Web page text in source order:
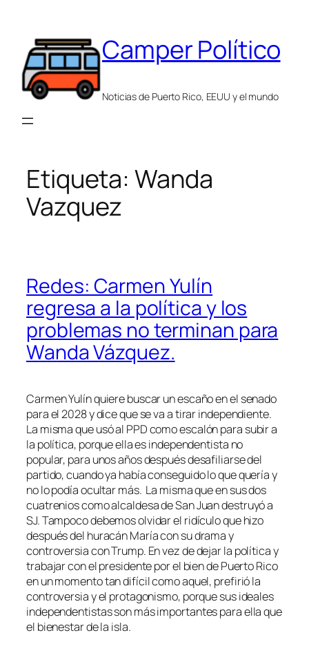
contenido
Camper Político
Noticias de Puerto Rico, EEUU y el mundo
Etiqueta: Wanda
Vazquez
Redes: Carmen Yulín
regresa a la política y los
problemas no terminan para
Wanda Vázquez.
Carmen Yulín quiere buscar un escaño en el senado
para el 2028 y dice que se va a tirar independiente.
La misma que usó al PPD como escalón para subir a
la política, porque ella es independentista no
popular, para unos años después desafiliarse del
partido, cuando ya había conseguido lo que quería y
no lo podía ocultar más. La misma que en sus dos
cuatrenios como alcaldesa de San Juan destruyó a
SJ. Tampoco debemos olvidar el ridículo que hizo
después del huracán María con su drama y
controversia con Trump. En vez de dejar la política y
trabajar con el presidente por el bien de Puerto Rico
en un momento tan difícil como aquel, prefirió la
controversia y el protagonismo, porque sus ideales
independentistas son más importantes para ella que
el bienestar de la isla.